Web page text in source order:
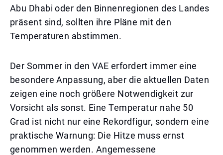
Abu Dhabi oder den Binnenregionen des Landes
präsent sind, sollten ihre Pläne mit den
Temperaturen abstimmen.
Der Sommer in den VAE erfordert immer eine
besondere Anpassung, aber die aktuellen Daten
zeigen eine noch größere Notwendigkeit zur
Vorsicht als sonst. Eine Temperatur nahe 50
Grad ist nicht nur eine Rekordfigur, sondern eine
praktische Warnung: Die Hitze muss ernst
genommen werden. Angemessene